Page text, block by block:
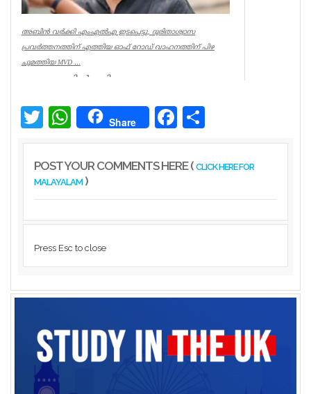
അബിൻ വർക്കി എംഎൽഎ ഇടപെട്ടു, ദുരിതാശ്വാസ
പ്രവർത്തനത്തിന് എത്തിയ ഓഫ് റോഡ് വാഹനത്തിന് പിഴ
ചുമത്തിയ MVD ...
ആറന്മുളയിൽ ദുരിതാശ്വാസ
വാഹനത്തിന് മോട്ടോർ വെഹിക്കിൾ
ഇൻസ്പെക്ടർ പിഴ ...
Twitter WhatsAppShare Facebook
POST YOUR COMMENTS HERE ( CLICK HERE FOR
MALAYALAM)
Press Esc to close